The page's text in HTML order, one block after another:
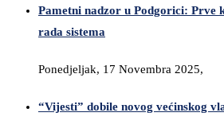
Pametni nadzor u Podgorici: Prve
rada sistema
Ponedjeljak, 17 Novembra 2025,
“Vijesti” dobile novog većinskog